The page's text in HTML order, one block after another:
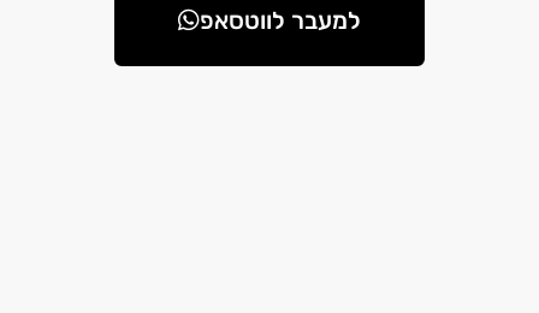
למעבר לווטסאפ